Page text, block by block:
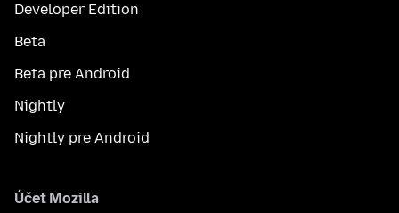
Developer Edition
Beta
Beta pre Android
Nightly
Nightly pre Android
Účet Mozilla